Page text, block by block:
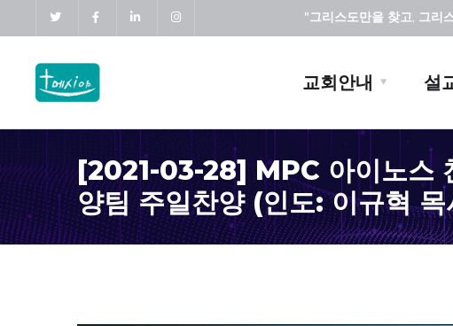
"그리스도만을 찾고, 그리
교회안내 설
[2021-03-28] MPC 아이노스
양팀 주일찬양 (인도: 이규혁